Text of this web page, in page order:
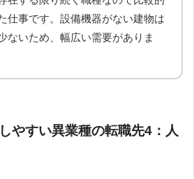
仕事です。設備機器がない建物は
ないため、幅広い需要がありま
やすい異業種の転職先4：人